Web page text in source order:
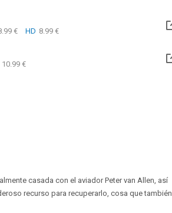
€ HD 8.99 €
10.99 €
casada con el aviador Peter van Allen, así
recurso para recuperarlo, cosa que también